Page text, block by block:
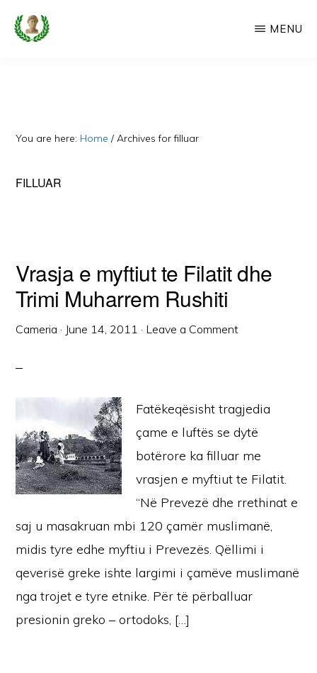
Skip
Faqe
Dedikuar
MENU
You are here: Home / Archives for filluar
FILLUAR
Vrasja e myftiut te Filatit dhe
Trimi Muharrem Rushiti
Cameria · June 14, 2011 · Leave a Comment
Fatëkeqësisht tragjedia
çame e luftës se dytë
botërore ka filluar me
vrasjen e myftiut te Filatit.
“Në Prevezë dhe rrethinat e
saj u masakruan mbi 120 çamër muslimanë,
midis tyre edhe myftiu i Prevezës. Qëllimi i
qeverisë greke ishte largimi i çamëve muslimanë
nga trojet e tyre etnike. Për të përballuar
presionin greko – ortodoks, […]